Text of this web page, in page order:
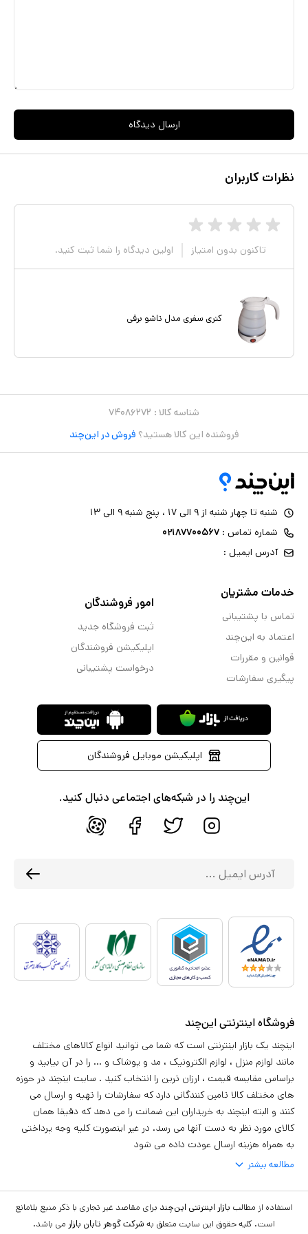
ارسال دیدگاه
نظرات کاربران
تاکنون بدون امتیاز اولین دیدگاه را شما ثبت کنید.
کتری سفری مدل تاشو برقی
شناسه کالا : ۷۴۰۸۶۲۷۲
فروشنده این کالا هستید؟ فروش در این‌چند
شنبه تا چهار شنبه از ۹ الی ۱۷ ، پنج شنبه ۹ الی ۱۳
شماره تماس : ۰۲۱۸۷۷۰۰۵۶۷
آدرس ایمیل :
خدمات مشتریان
تماس با پشتیبانی
اعتماد به این‌چند
قوانین و مقررات
پیگیری سفارشات
امور فروشندگان
ثبت فروشگاه جدید
اپلیکیشن فروشندگان
درخواست پشتیبانی
اپلیکیشن موبایل فروشندگان
این‌چند را در شبکه‌های اجتماعی دنبال کنید.
فروشگاه اینترنتی این‌چند
اینچند یک بازار اینترنتی است که شما می توانید انواع کالاهای مختلف
مانند لوازم منزل ، لوازم الکترونیک ، مد و پوشاک و ... را در آن بیابید و
براساس مقایسه قیمت ، ارزان ترین را انتخاب کنید . سایت اینچند در حوزه
های مختلف کالا تامین کنندگانی دارد که سفارشات را تهیه و ارسال می
کنند و البته اینچند به خریداران این ضمانت را می دهد که دقیقا همان
کالای مورد نظر به دست آنها می رسد. در غیر اینصورت کلیه وجه پرداختی
به همراه هزینه ارسال عودت داده می شود
مطالعه بیشتر
استفاده از مطالب بازار اینترنتی این‌چند برای مقاصد غیر تجاری با ذکر منبع بلامانع
است. کلیه حقوق این سایت متعلق به شرکت گوهر تابان بازار می باشد.